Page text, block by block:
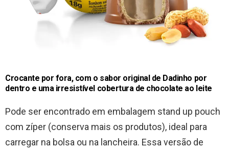
Crocante por fora, com o sabor original de Dadinho por
dentro e uma irresistível cobertura de chocolate ao leite
Pode ser encontrado em embalagem stand up pouch
com zíper (conserva mais os produtos), ideal para
carregar na bolsa ou na lancheira. Essa versão de